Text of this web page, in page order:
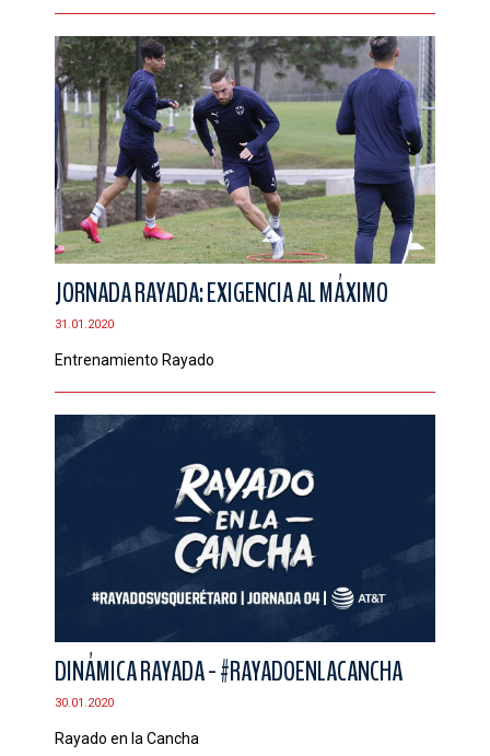
JORNADA RAYADA: EXIGENCIA AL MÁXIMO
31.01.2020
Entrenamiento Rayado
DINÁMICA RAYADA - #RAYADOENLACANCHA
30.01.2020
Rayado en la Cancha